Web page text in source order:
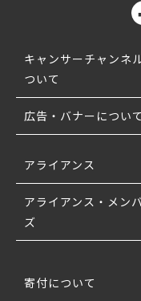
キャンサーチャンネ
ついて
広告・バナーについて
アライアンス
アライアンス・メン
ズ
寄付について